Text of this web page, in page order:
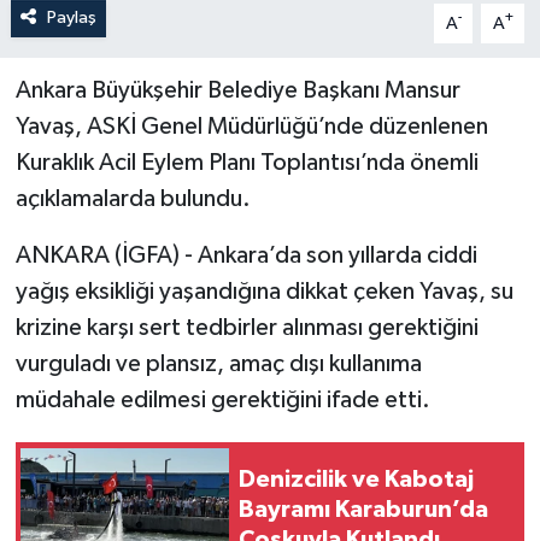
Paylaş A- A+
Ankara Büyükşehir Belediye Başkanı Mansur
Yavaş, ASKİ Genel Müdürlüğü’nde düzenlenen
Kuraklık Acil Eylem Planı Toplantısı’nda önemli
açıklamalarda bulundu.
ANKARA (İGFA) - Ankara’da son yıllarda ciddi
yağış eksikliği yaşandığına dikkat çeken Yavaş, su
krizine karşı sert tedbirler alınması gerektiğini
vurguladı ve plansız, amaç dışı kullanıma
müdahale edilmesi gerektiğini ifade etti.
Denizcilik ve Kabotaj
Bayramı Karaburun’da